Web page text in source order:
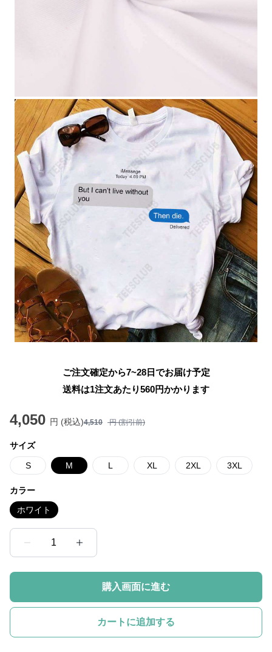
ご注文確定から7~28日でお届け予定
送料は1注文あたり560円かかります
4,050 円 (税込)4,510 円 (割引前)
サイズ
S M L XL 2XL 3XL
カラー
ホワイト
1
購入画面に進む
カートに追加する